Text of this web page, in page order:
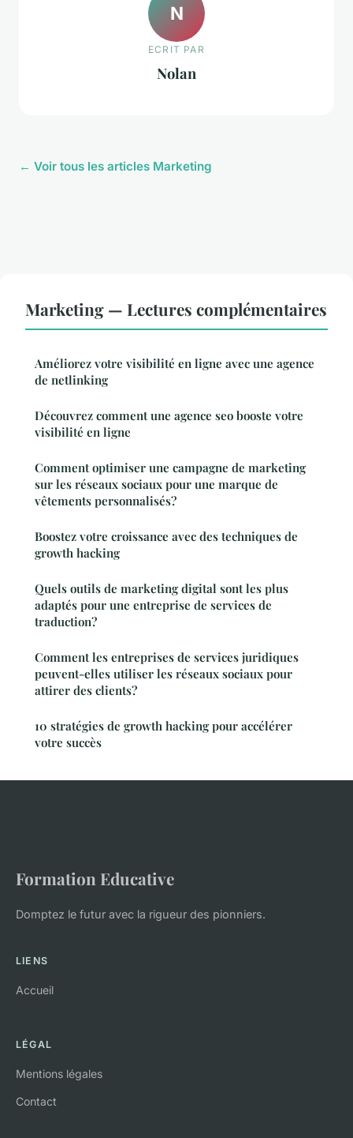
N
ECRIT PAR
Nolan
← Voir tous les articles Marketing
Marketing — Lectures complémentaires
Améliorez votre visibilité en ligne avec une agence
de netlinking
Découvrez comment une agence seo booste votre
visibilité en ligne
Comment optimiser une campagne de marketing
sur les réseaux sociaux pour une marque de
vêtements personnalisés?
Boostez votre croissance avec des techniques de
growth hacking
Quels outils de marketing digital sont les plus
adaptés pour une entreprise de services de
traduction?
Comment les entreprises de services juridiques
peuvent-elles utiliser les réseaux sociaux pour
attirer des clients?
10 stratégies de growth hacking pour accélérer
votre succès
Formation Educative
Domptez le futur avec la rigueur des pionniers.
LIENS
Accueil
LÉGAL
Mentions légales
Contact